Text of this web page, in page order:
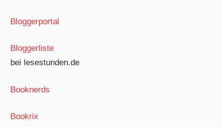
Bloggerportal
Bloggerliste
bei lesestunden.de
Booknerds
Bookrix